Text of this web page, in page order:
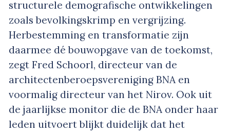
structurele demografische ontwikke­lingen
zoals bevolkingskrimp en vergrijzing.
Herbestemming en transformatie zijn
daarmee dé bouwopgave van de toekomst,
zegt Fred Schoorl, directeur van de
architectenberoepsvereniging BNA en
voormalig directeur van het Nirov. Ook uit
de jaarlijkse monitor die de BNA onder haar
leden uitvoert blijkt duidelijk dat het